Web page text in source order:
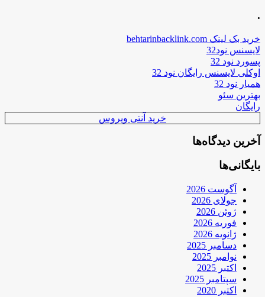
.
خرید بک لینک behtarinbacklink.com
لایسنس نود32
پسورد نود 32
اوکلی لایسنس رایگان نود 32
همیار نود 32
بهترین سئو
رایگان
خرید آنتی ویروس
آخرین دیدگاه‌ها
بایگانی‌ها
آگوست 2026
جولای 2026
ژوئن 2026
فوریه 2026
ژانویه 2026
دسامبر 2025
نوامبر 2025
اکتبر 2025
سپتامبر 2025
اکتبر 2020